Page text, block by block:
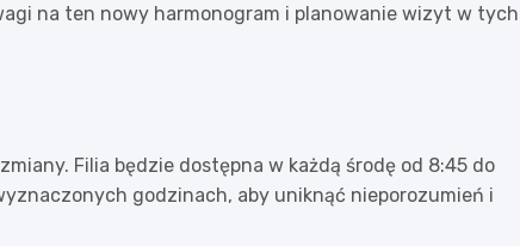
na ten nowy harmonogram i planowanie wizyt w tych
Filia będzie dostępna w każdą środę od 8:45 do
godzinach, aby uniknąć nieporozumień i